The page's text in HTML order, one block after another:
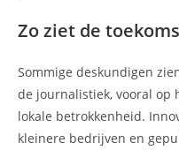
Zo ziet de
Sommige deskundigen
de journalistiek, vooral op
lokale betrokkenheid.
kleinere bedrijven en